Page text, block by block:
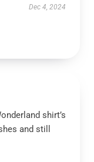
Dec 4, 2024
shirt’s
and still